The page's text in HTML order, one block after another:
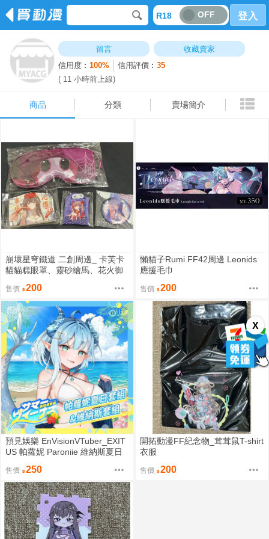
R18 OFF 登入
留言
收藏賣家
信用度︰100% 信用評價︰35
( 11 小時前上線)
商品 分類 賣場簡介
X
崩壞星穹鐵道 二創周邊_ 卡芙卡
貓貓糕眼罩、靈砂繪馬、花火御
售價 200
懶貓子Rumi FF42周邊 Leonids
應援毛巾
售價 200
預見娛樂 EnVisionVTuber_EXIT
US 帕蘿妮 Paroniie 維納斯夏日
售價 250
開拓動漫FF紀念物_茸茸鼠T-shirt
衣服
售價 200
商品 分類 賣場簡介